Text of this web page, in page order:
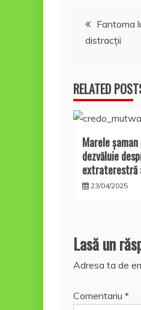
Navigare
articole
Fantoma
distracţii
RELATED
Marele
dezvăluie
extraterestră
23/04/2025
Lasă un
Adresa ta de
Comentariu *